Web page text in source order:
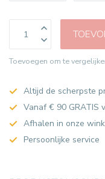
Toevoegen om te
Altijd de scherpste
Vanaf € 90 GRATIS
Afhalen in onze
Persoonlijke service